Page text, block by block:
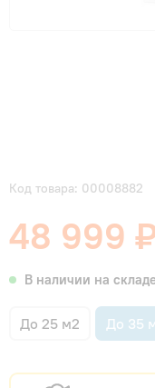
Код товара: 00008882
48 999
В наличии на
До 25 м2 До 35